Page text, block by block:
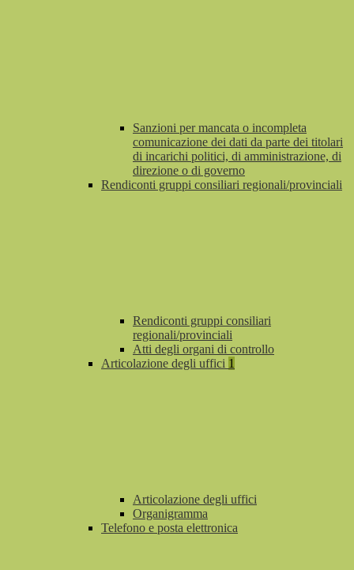
Sanzioni per mancata o incompleta
comunicazione dei dati da parte dei titolari
di incarichi politici, di amministrazione, di
direzione o di governo
Rendiconti gruppi consiliari regionali/provinciali
Rendiconti gruppi consiliari
regionali/provinciali
Atti degli organi di controllo
Articolazione degli uffici 1
Articolazione degli uffici
Organigramma
Telefono e posta elettronica